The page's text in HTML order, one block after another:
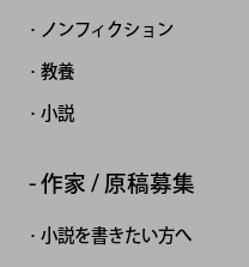
ノンフィクション
教養
小説
作家 / 原稿募集
小説を書きたい方へ